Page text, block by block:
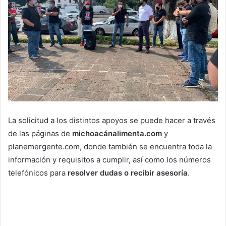
La solicitud a los distintos apoyos se puede hacer a través
de las páginas de michoacánalimenta.com y
planemergente.com, donde también se encuentra toda la
información y requisitos a cumplir, así como los números
telefónicos para resolver dudas o recibir asesoría.